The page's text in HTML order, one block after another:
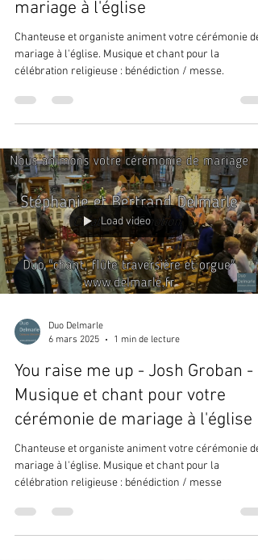
mariage à l'église
Chanteuse et organiste animent votre cérémonie de
mariage à l'église. Musique et chant pour la
célébration religieuse : bénédiction / messe.
Load video
Duo Delmarle
6 mars 2025
1 min de lecture
You raise me up - Josh Groban -
Musique et chant pour votre
cérémonie de mariage à l'église
Chanteuse et organiste animent votre cérémonie de
mariage à l'église. Musique et chant pour la
célébration religieuse : bénédiction / messe